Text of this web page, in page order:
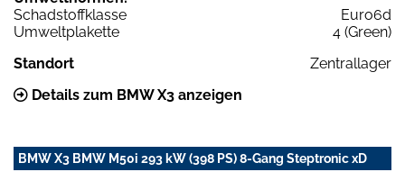
Schadstoffklasse
Euro6d
Umweltplakette
4 (Green)
Standort
Zentrallager
Details zum BMW X3 anzeigen
BMW X3 BMW M50i 293 kW (398 PS) 8-Gang Steptronic xD